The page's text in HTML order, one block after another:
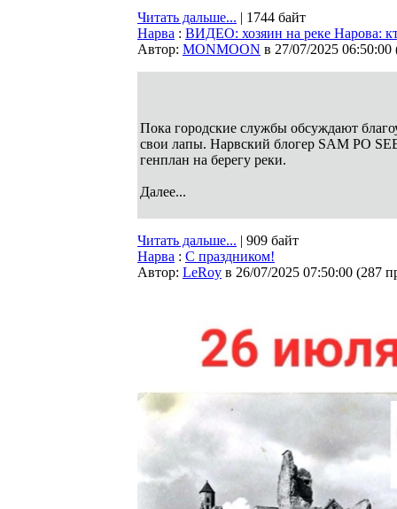
Читать дальше... | 1744 байт
Нарва : ВИДЕО: хозяин на реке Нарова:
Автор: MONMOON в 27/07/2025 06:50:00
Пока городские службы обсуждают
свои лапы. Нарвский блогер SAM PO
генплан на берегу реки.
Далее...
Читать дальше... | 909 байт
Нарва : С праздником!
Автор: LeRoy в 26/07/2025 07:50:00 (287